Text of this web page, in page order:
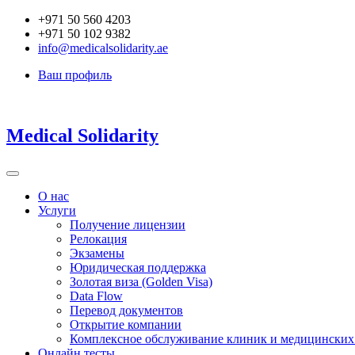
Перейти
содержимому
+971 50 560 4203
+971 50 102 9382
info@medicalsolidarity.ae
Ваш профиль
Medical Solidarity
О нас
Услуги
Получение лицензии
Релокация
Экзамены
Юридическая поддержка
Золотая виза (Golden Visa)
Data Flow
Перевод документов
Открытие компании
Комплексное обслуживание клиник и медицинских